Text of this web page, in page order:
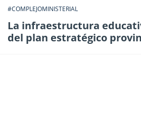
#COMPLEJOMINISTERIAL
La infraestructura
del plan estratégico